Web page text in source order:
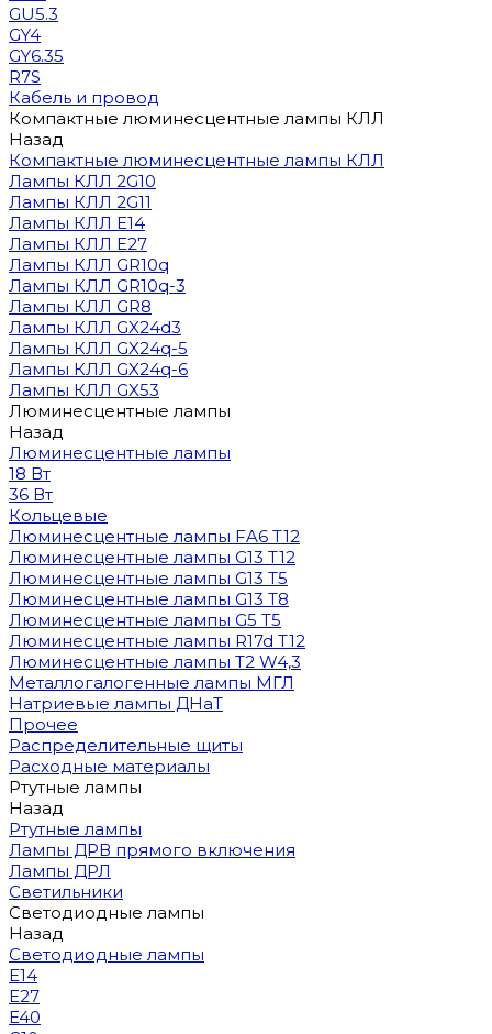
GU5.3
GY4
GY6.35
R7S
Кабель и провод
Компактные люминесцентные лампы КЛЛ
Назад
Компактные люминесцентные лампы КЛЛ
Лампы КЛЛ 2G10
Лампы КЛЛ 2G11
Лампы КЛЛ E14
Лампы КЛЛ E27
Лампы КЛЛ GR10q
Лампы КЛЛ GR10q-3
Лампы КЛЛ GR8
Лампы КЛЛ GX24d3
Лампы КЛЛ GX24q-5
Лампы КЛЛ GX24q-6
Лампы КЛЛ GX53
Люминесцентные лампы
Назад
Люминесцентные лампы
18 Вт
36 Вт
Кольцевые
Люминесцентные лампы FA6 T12
Люминесцентные лампы G13 T12
Люминесцентные лампы G13 T5
Люминесцентные лампы G13 T8
Люминесцентные лампы G5 T5
Люминесцентные лампы R17d T12
Люминесцентные лампы T2 W4,3
Металлогалогенные лампы МГЛ
Натриевые лампы ДНаТ
Прочее
Распределительные щиты
Расходные материалы
Ртутные лампы
Назад
Ртутные лампы
Лампы ДРВ прямого включения
Лампы ДРЛ
Светильники
Светодиодные лампы
Назад
Светодиодные лампы
E14
E27
E40